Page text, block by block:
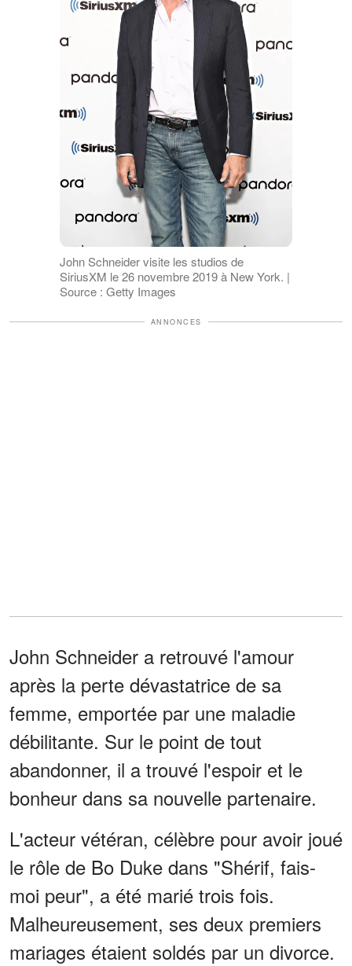
John Schneider visite les studios de
SiriusXM le 26 novembre 2019 à New York. |
Source : Getty Images
ANNONCES
John Schneider a retrouvé l'amour
après la perte dévastatrice de sa
femme, emportée par une maladie
débilitante. Sur le point de tout
abandonner, il a trouvé l'espoir et le
bonheur dans sa nouvelle partenaire.
L'acteur vétéran, célèbre pour avoir joué
le rôle de Bo Duke dans "Shérif, fais-
moi peur", a été marié trois fois.
Malheureusement, ses deux premiers
mariages étaient soldés par un divorce.